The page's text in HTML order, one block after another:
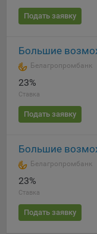
Подать заявку
Большие
Белагропромбанк
23%
Ставка
Подать заявку
Большие
Белагропромбанк
23%
Ставка
Подать заявку